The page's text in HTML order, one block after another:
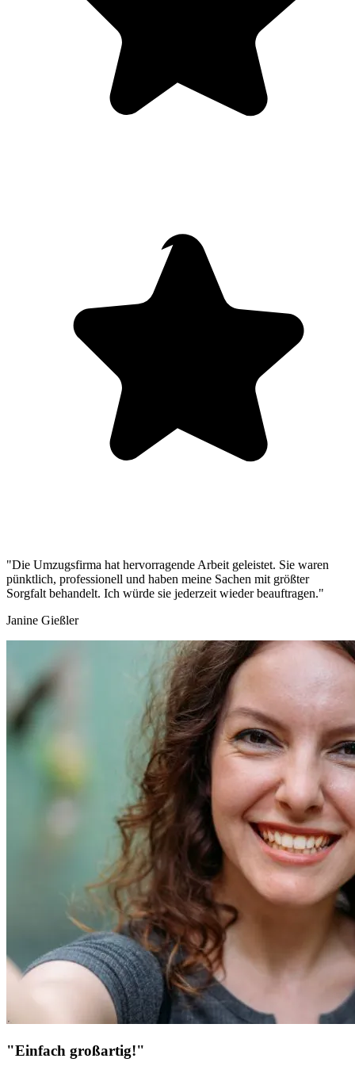
"Die Umzugsfirma hat hervorragende Arbeit geleistet. Sie waren
pünktlich, professionell und haben meine Sachen mit größter
Sorgfalt behandelt. Ich würde sie jederzeit wieder beauftragen."
Janine Gießler
"Einfach großartig!"